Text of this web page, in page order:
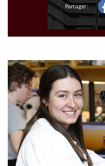
Partager :